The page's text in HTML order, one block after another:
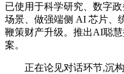
已使用于科学研究、数字
场景、做强端侧 AI 芯片、
鞭策财产升级。推出AI聪
案。
正在论见对话环节,沉构